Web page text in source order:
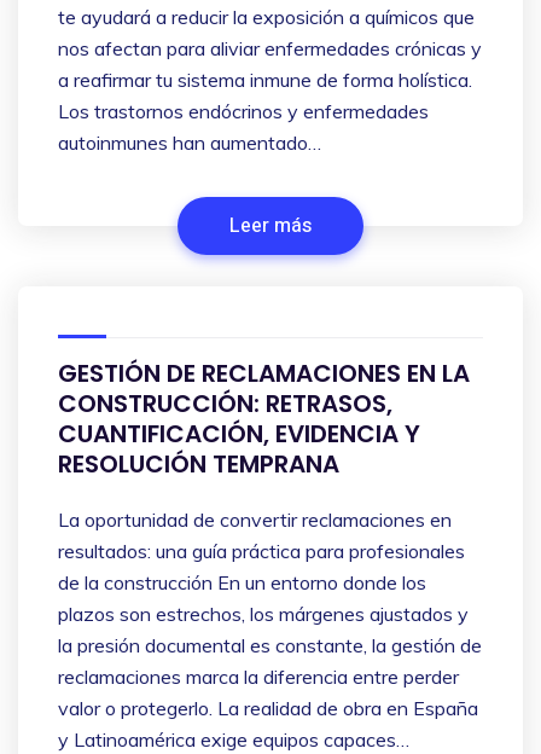
te ayudará a reducir la exposición a químicos que
nos afectan para aliviar enfermedades crónicas y
a reafirmar tu sistema inmune de forma holística.
Los trastornos endócrinos y enfermedades
autoinmunes han aumentado…
Leer más
GESTIÓN DE RECLAMACIONES EN LA
CONSTRUCCIÓN: RETRASOS,
CUANTIFICACIÓN, EVIDENCIA Y
RESOLUCIÓN TEMPRANA
La oportunidad de convertir reclamaciones en
resultados: una guía práctica para profesionales
de la construcción En un entorno donde los
plazos son estrechos, los márgenes ajustados y
la presión documental es constante, la gestión de
reclamaciones marca la diferencia entre perder
valor o protegerlo. La realidad de obra en España
y Latinoamérica exige equipos capaces…